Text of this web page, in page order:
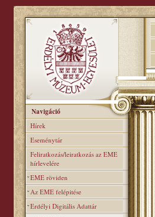
Navigáció
Hírek
Eseménytár
Feliratkozás/leiratkozás az EME
hírlevelére
EME röviden
Az EME felépitése
Erdélyi Digitális Adattár